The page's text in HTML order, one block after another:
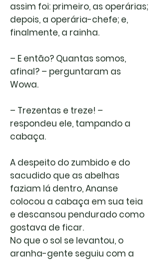
assim foi: primeiro, as operárias;
depois, a operária-chefe; e,
finalmente, a rainha.
– E então? Quantas somos,
afinal? – perguntaram as
Wowa.
– Trezentas e treze! –
respondeu ele, tampando a
cabaça.
A despeito do zumbido e do
sacudido que as abelhas
faziam lá dentro, Ananse
colocou a cabaça em sua teia
e descansou pendurado como
gostava de ficar.
No que o sol se levantou, o
aranha-gente seguiu com a